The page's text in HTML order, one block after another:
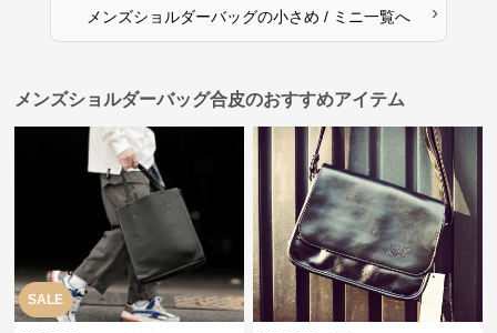
メンズショルダーバッグの小さめ / ミニ一覧へ ›
メンズショルダーバッグ合皮のおすすめアイテム
SALE